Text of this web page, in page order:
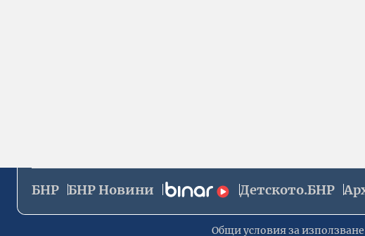
БНР БНР Новини Детското.БНР
Общи условия за използване